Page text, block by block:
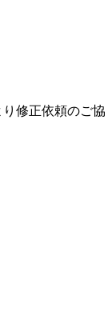
り修正依頼のご協